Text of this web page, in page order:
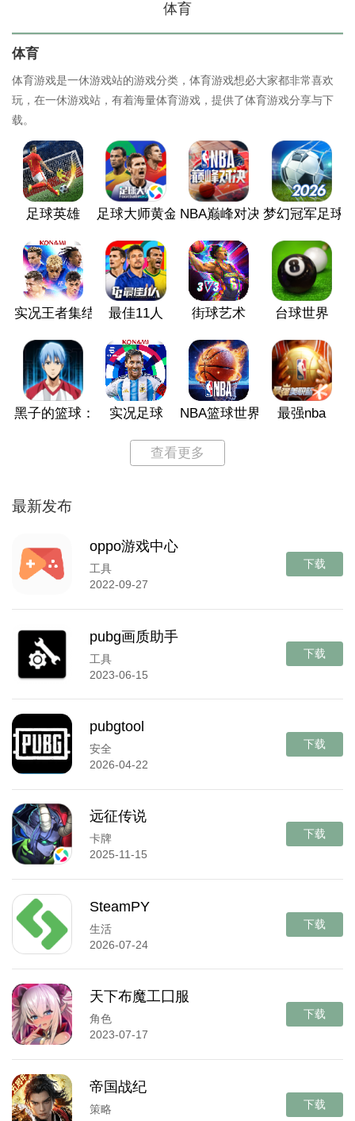
体育
体育
体育游戏是一休游戏站的游戏分类，体育游戏想必大家都非常喜欢
玩，在一休游戏站，有着海量体育游戏，提供了体育游戏分享与下
载。
足球英雄 足球大师黄金一代NBA巅峰对决 梦幻冠军足球
实况王者集结 最佳11人 街球艺术 台球世界
黑子的篮球：街头对决
实况足球 NBA篮球世界 最强nba
查看更多
最新发布
oppo游戏中心
工具
2022-09-27
下载
pubg画质助手
工具
2023-06-15
下载
pubgtool
安全
2026-04-22
下载
远征传说
卡牌
2025-11-15
下载
SteamPY
生活
2026-07-24
下载
天下布魔工囗服
角色
2023-07-17
下载
帝国战纪
策略
下载